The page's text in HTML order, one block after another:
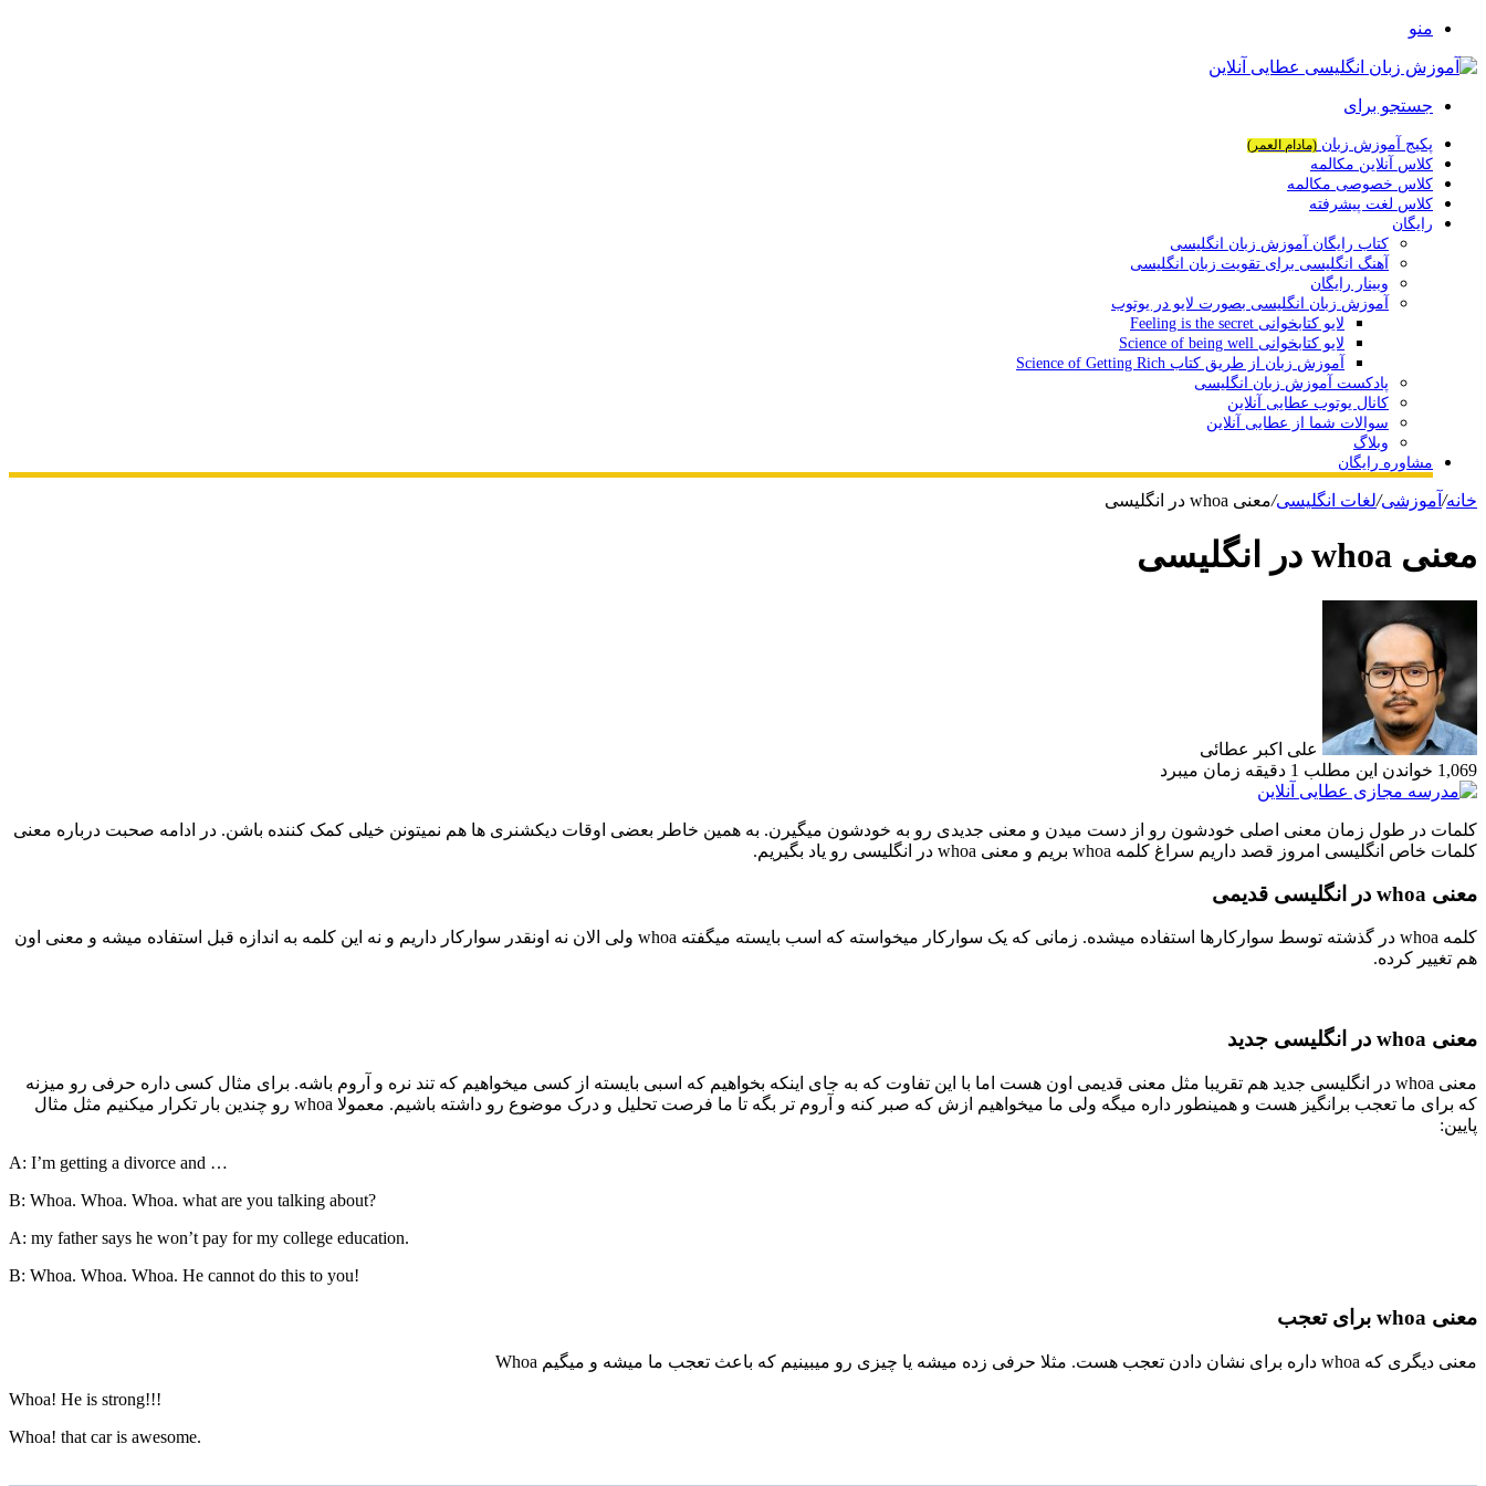
منو
جستجو برای
پکیج آموزش زبان (مادام العمر)
کلاس آنلاین مکالمه
کلاس خصوصی مکالمه
کلاس لغت پیشرفته
رایگان
کتاب رایگان آموزش زبان انگلیسی
آهنگ انگلیسی برای تقویت زبان انگلیسی
وبینار رایگان
آموزش زبان انگلیسی بصورت لایو در یوتوب
لایو کتابخوانی Feeling is the secret
لایو کتابخوانی Science of being well
آموزش زبان از طریق کتاب Science of Getting Rich
پادکست آموزش زبان انگلیسی
کانال یوتوب عطایی آنلاین
سوالات شما از عطایی آنلاین
وبلاگ
مشاوره رایگان
خانه/ آموزشی/لغات انگلیسی/معنی whoa در انگلیسی
معنی whoa در انگلیسی
علی اکبر عطائی
1,069 خواندن این مطلب 1 دقیقه زمان میبرد
کلمات در طول زمان معنی اصلی خودشون رو از دست میدن و معنی جدیدی رو به خودشون میگیرن. به همین خاطر بعضی اوقات دیکشنری ها هم نمیتونن خیلی کمک کننده باشن. در ادامه صحبت درباره معنی
کلمات خاص انگلیسی امروز قصد داریم سراغ کلمه whoa بریم و معنی whoa در انگلیسی رو یاد بگیریم.
معنی whoa در انگلیسی قدیمی
کلمه whoa در گذشته توسط سوارکارها استفاده میشده. زمانی که یک سوارکار میخواسته که اسب بایسته میگفته whoa ولی الان نه اونقدر سوارکار داریم و نه این کلمه به اندازه قبل استفاده میشه و معنی اون
هم تغییر کرده.
معنی whoa در انگلیسی جدید
معنی whoa در انگلیسی جدید هم تقریبا مثل معنی قدیمی اون هست اما با این تفاوت که به جای اینکه بخواهیم که اسبی بایسته از کسی میخواهیم که تند نره و آروم باشه. برای مثال کسی داره حرفی رو میزنه
که برای ما تعجب برانگیز هست و همینطور داره میگه ولی ما میخواهیم ازش که صبر کنه و آروم تر بگه تا ما فرصت تحلیل و درک موضوع رو داشته باشیم. معمولا whoa رو چندین بار تکرار میکنیم مثل مثال
پایین:
A: I’m getting a divorce and …
B: Whoa. Whoa. Whoa. what are you talking about?
A: my father says he won’t pay for my college education.
B: Whoa. Whoa. Whoa. He cannot do this to you!
معنی whoa برای تعجب
معنی دیگری که whoa داره برای نشان دادن تعجب هست. مثلا حرفی زده میشه یا چیزی رو میبینیم که باعث تعجب ما میشه و میگیم Whoa
Whoa! He is strong!!!
Whoa! that car is awesome.